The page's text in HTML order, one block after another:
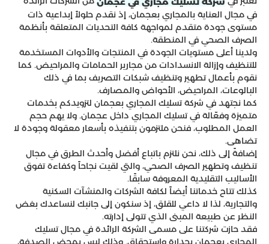
في مجال العناية بالمجاري بعجمان، إذ نقدم حلولاً إبداعية ذات
مستوى جودة متقدم لمواجهة كافة التحديات المتعلقة بأنظمة
الصرف الصحي في المنطقة.
ولدينا أعلى مستويات الجودة في المنتجات والأدوات المستخدمة
للتنظيف وإزالة الانسدادات من مجارير الحمامات والمراحيض. كما
نقوم بأعمال تطهير وتنظيف شبكات التصريف بما في ذلك
البالوعات، المراحيض، الأحواض والمصارف.
كما نجتهد في شركة تسليك المجاري بعجمان لتزويدكم بخدمات
متميزة وفعّالة في تسليك المجاري داخل عجمان. ولا يهم حجم
العمل المطلوب، فنحن ملتزمون بتنفيذه بأسعار معقولة وجودة لا
تضاهى.
إضافةً إلى ذلك، نحن نلتزم باتباع أفضل وأحدث الطرق في مجال
تنظيف وتطهير الصرف الصحي، والتي لقيت نجاحاً وكفاءة تفوق
الأساليب التقليدية المعروفة سابقًا.
كذلك تتاح خدماتنا أيضاً لكافة الشركات والمنشآت السكنية
والتجارية، لذا لا داعي للقلق، إذ سنكون إلى جانبك لنساعدك بغض
النظر عن طبيعة المبنى الذي تتولى إدارته.
فقد حازت شركتنا على مسمى الشركة الرائدة في مجال تسليك
المجاري بعجمان بجدارة واستحقاق. وذلك ليس بمحض الصدفة،